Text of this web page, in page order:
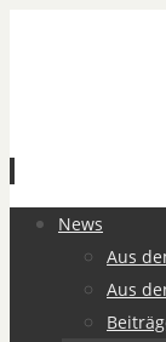
Zum
springen
News
Aus
Aus